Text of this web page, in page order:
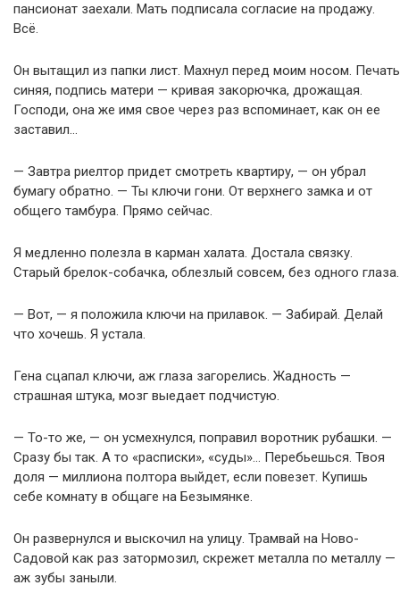
пансионат заехали. Мать подписала согласие на продажу.
Всё.
Он вытащил из папки лист. Махнул перед моим носом. Печать
синяя, подпись матери — кривая закорючка, дрожащая.
Господи, она же имя свое через раз вспоминает, как он ее
заставил…
— Завтра риелтор придет смотреть квартиру, — он убрал
бумагу обратно. — Ты ключи гони. От верхнего замка и от
общего тамбура. Прямо сейчас.
Я медленно полезла в карман халата. Достала связку.
Старый брелок-собачка, облезлый совсем, без одного глаза.
— Вот, — я положила ключи на прилавок. — Забирай. Делай
что хочешь. Я устала.
Гена сцапал ключи, аж глаза загорелись. Жадность —
страшная штука, мозг выедает подчистую.
— То-то же, — он усмехнулся, поправил воротник рубашки. —
Сразу бы так. А то «расписки», «суды»… Перебьешься. Твоя
доля — миллиона полтора выйдет, если повезет. Купишь
себе комнату в общаге на Безымянке.
Он развернулся и выскочил на улицу. Трамвай на Ново-
Садовой как раз затормозил, скрежет металла по металлу —
аж зубы заныли.